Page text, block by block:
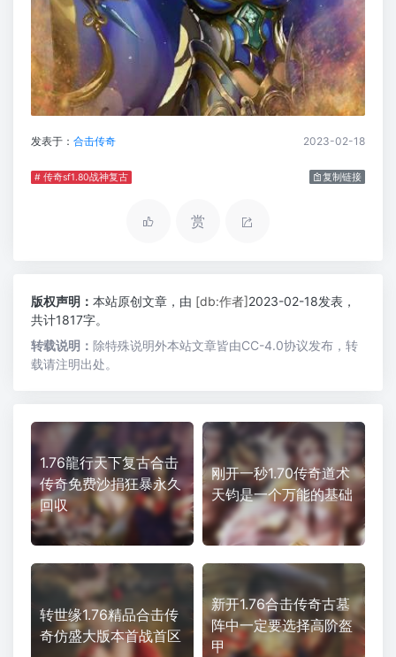
发表于： 合击传奇 2023-02-18
# 传奇sf1.80战神复古 复制链接
赏
版权声明： 本站原创文章，由 [db:作者]2023-02-18发表，
共计1817字。
转载说明： 除特殊说明外本站文章皆由CC-4.0协议发布，转
载请注明出处。
1.76龍行天下复古合击
传奇免费沙捐狂暴永久
回収
刚开一秒1.70传奇道术
天钧是一个万能的基础
转世缘1.76精品合击传
奇仿盛大版本首战首区
新开1.76合击传奇古墓
阵中一定要选择高阶盔
甲